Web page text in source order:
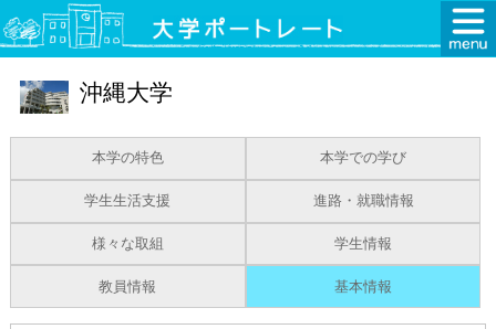
沖縄大学
本学の特色 本学での学び
学生生活支援 進路・就職情報
様々な取組 学生情報
教員情報 基本情報